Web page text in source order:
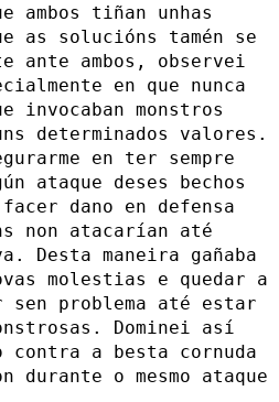
ambos tiñan unhas
as solucións tamén se
ante ambos, observei
en que nunca
invocaban monstros
determinados valores.
en ter sempre
ataque deses bechos
dano en defensa
non atacarían até
Desta maneira gañaba
molestias e quedar a
sen problema até estar
Dominei así
a besta cornuda
durante o mesmo ataque